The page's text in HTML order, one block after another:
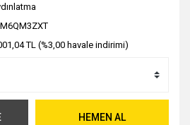
TL (%3,00 havale indirimi)
HEMEN AL